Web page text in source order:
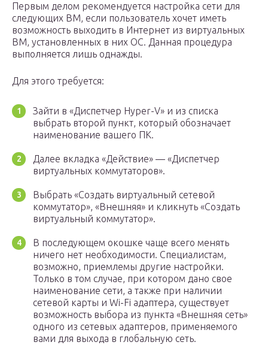
Первым делом рекомендуется настройка сети для
следующих ВМ, если пользователь хочет иметь
возможность выходить в Интернет из виртуальных
ВМ, установленных в них ОС. Данная процедура
выполняется лишь однажды.
Для этого требуется:
Зайти в «Диспетчер Hyper-V» и из списка
выбрать второй пункт, который обозначает
наименование вашего ПК.
Далее вкладка «Действие» — «Диспетчер
виртуальных коммутаторов».
Выбрать «Создать виртуальный сетевой
коммутатор», «Внешняя» и кликнуть «Создать
виртуальный коммутатор».
В последующем окошке чаще всего менять
ничего нет необходимости. Специалистам,
возможно, приемлемы другие настройки.
Только в том случае, при котором дано свое
наименование сети, а также при наличии
сетевой карты и Wi-Fi адаптера, существует
возможность выбора из пункта «Внешняя сеть»
одного из сетевых адаптеров, применяемого
вами для выхода в глобальную сеть.